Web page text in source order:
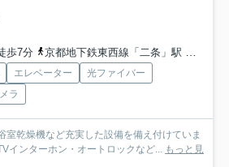
歩7分
京都地下鉄東西線「二条」駅 徒歩9分
エレベーター
光ファイバー
ラ
室乾燥機など充実した設備を備え付けていま
インターホン・オートロックなど...
もっと見